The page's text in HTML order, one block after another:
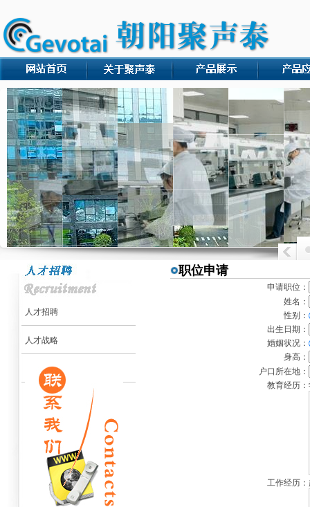
人才招聘
人才战略
职位申请
申请职位：
姓名：
性别：
出生日期：
婚姻状况：
身高：
户口所在地：
教育经历：
工作经历：